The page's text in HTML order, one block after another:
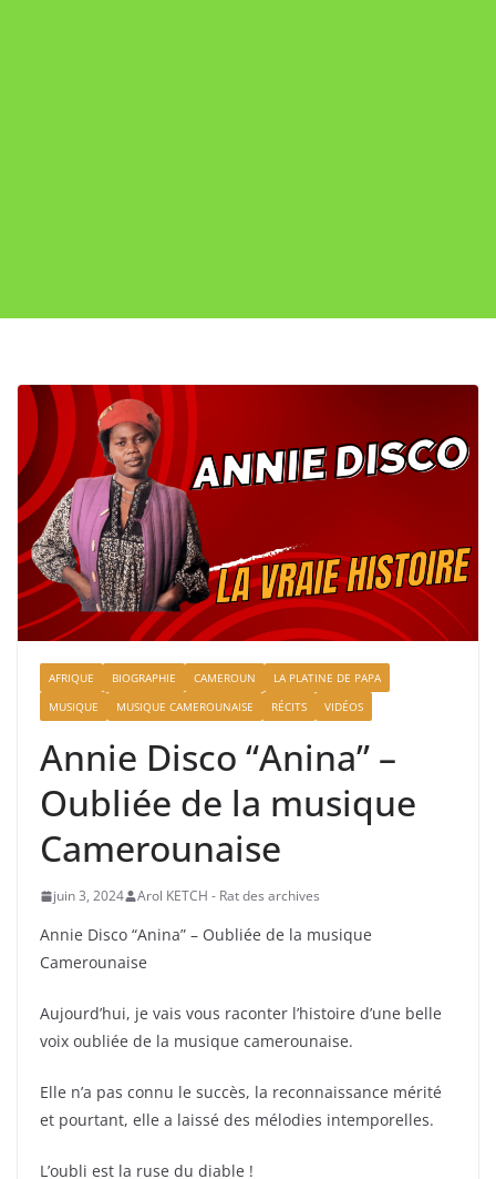
AFRIQUE BIOGRAPHIE CAMEROUN
LA PLATINE DE PAPA
MUSIQUE
MUSIQUE CAMEROUNAISE RÉCITS VIDÉOS
Annie Disco “Anina” –
Oubliée de la musique
Camerounaise
juin 3, 2024 Arol KETCH - Rat des archives
Annie Disco “Anina” – Oubliée de la musique
Camerounaise
Aujourd’hui, je vais vous raconter l’histoire d’une belle
voix oubliée de la musique camerounaise.
Elle n’a pas connu le succès, la reconnaissance mérité
et pourtant, elle a laissé des mélodies intemporelles.
L’oubli est la ruse du diable !